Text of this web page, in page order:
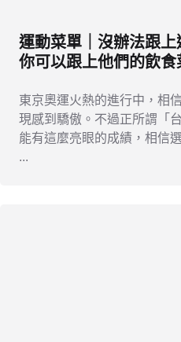
運動菜單｜沒辦法跟
你可以跟上他們的飲食
東京奧運火熱的進行中，相
現感到驕傲。不過正所謂「
能有這麼亮眼的成績，相信
...